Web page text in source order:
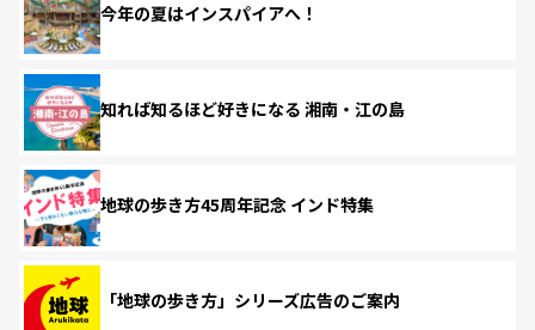
今年の夏はインスパイアへ！
知れば知るほど好きになる 湘南・江の島
地球の歩き方45周年記念 インド特集
「地球の歩き方」シリーズ広告のご案内